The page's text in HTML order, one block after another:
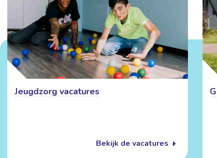
Jeugdzorg vacatures
Bekijk de vacatures